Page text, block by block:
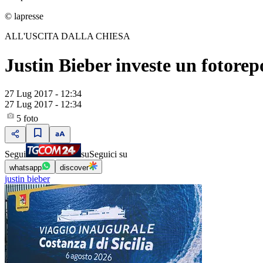
© lapresse
ALL'USCITA DALLA CHIESA
Justin Bieber investe un
27 Lug 2017 - 12:34
27 Lug 2017 - 12:34
5 foto
Segui suSeguici su
whatsapp discover
justin bieber